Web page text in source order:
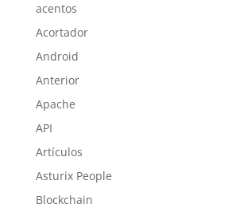
acentos
Acortador
Android
Anterior
Apache
API
Artículos
Asturix People
Blockchain